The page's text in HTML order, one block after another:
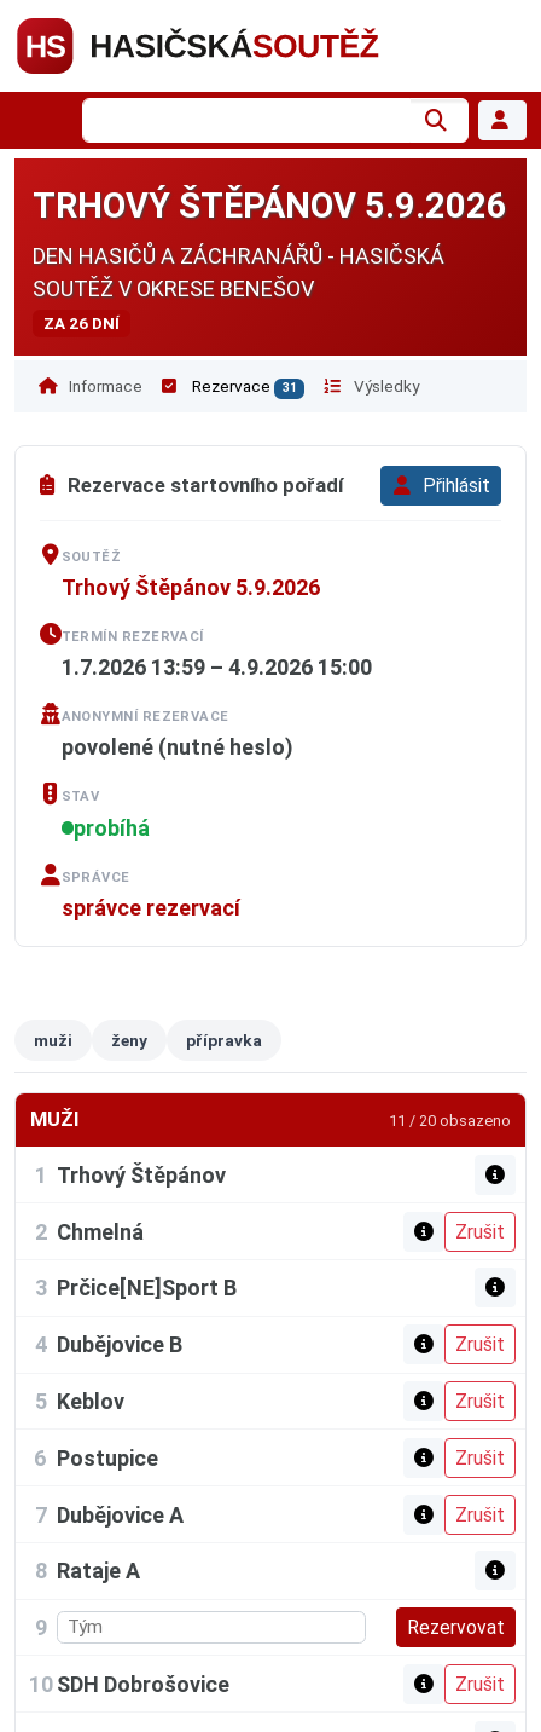
TRHOVÝ ŠTĚPÁNOV 5.9.2026
DEN HASIČŮ A ZÁCHRANÁŘŮ - HASIČSKÁ
SOUTĚŽ V OKRESE BENEŠOV
ZA 26 DNÍ
Informace Rezervace 31 Výsledky
Rezervace startovního pořadí Přihlásit
SOUTĚŽ
Trhový Štěpánov 5.9.2026
TERMÍN REZERVACÍ
1.7.2026 13:59 – 4.9.2026 15:00
ANONYMNÍ REZERVACE
povolené (nutné heslo)
STAV
probíhá
SPRÁVCE
správce rezervací
muži ženy přípravka
MUŽI 11 / 20 obsazeno
1 Trhový Štěpánov
2 Chmelná
3 Prčice[NE]Sport B
4 Dubějovice B
5 Keblov
6 Postupice
7 Dubějovice A
8 Rataje A
9
10 SDH Dobrošovice